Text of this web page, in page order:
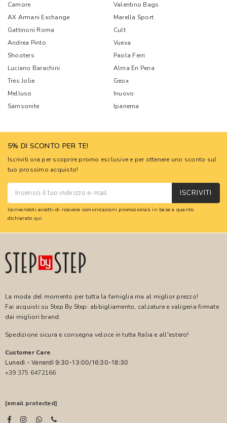
Camore
Valentino Bags
AX Armani Exchange
Marella Sport
Gattinoni Roma
Cult
Andrea Pinto
Vueva
Shooters
Paola Ferri
Luciano Barachini
Alma En Pena
Tres Jolie
Geox
Melluso
Inuovo
Samsonite
Ipanema
5% DI SCONTO PER TE!
Iscriviti ora per scoprire promo esclusive e per ottenere uno sconto sul
tuo prossimo acquisto!
ISCRIVITI
Iscrivendoti accetti di ricevere comunicazioni promozionali in base a quanto
dichiarato qui.
La moda del momento per tutta la famiglia ma al miglior prezzo!
Fai acquisti su Step By Step: abbigliamento, calzature e valigeria firmate
dai migliori brand.
Spedizione sicura e consegna veloce in tutta Italia e all'estero!
Customer Care
Lunedì - Venerdì 9:30-13:00/16:30-18:30
+39 375 6472166
[email protected]